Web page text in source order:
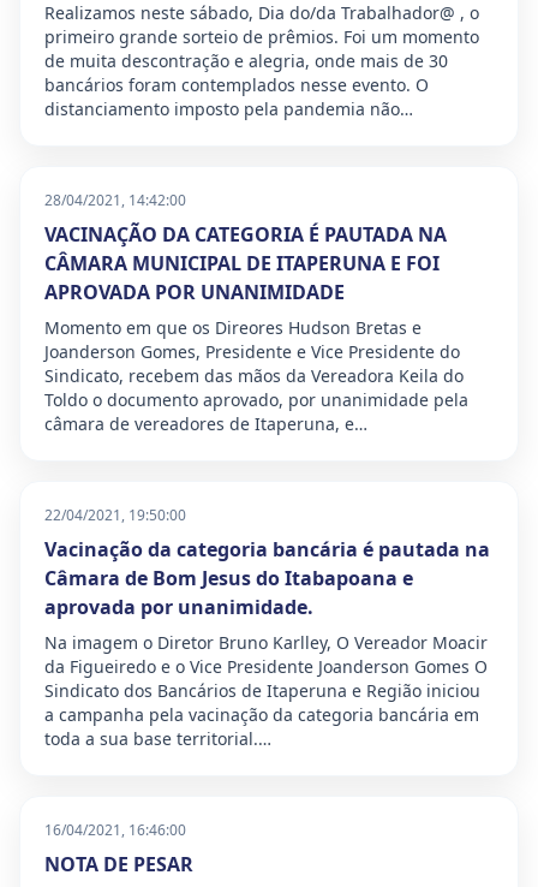
Realizamos neste sábado, Dia do/da Trabalhador@ , o
primeiro grande sorteio de prêmios. Foi um momento
de muita descontração e alegria, onde mais de 30
bancários foram contemplados nesse evento. O
distanciamento imposto pela pandemia não…
28/04/2021, 14:42:00
VACINAÇÃO DA CATEGORIA É PAUTADA NA
CÂMARA MUNICIPAL DE ITAPERUNA E FOI
APROVADA POR UNANIMIDADE
Momento em que os Direores Hudson Bretas e
Joanderson Gomes, Presidente e Vice Presidente do
Sindicato, recebem das mãos da Vereadora Keila do
Toldo o documento aprovado, por unanimidade pela
câmara de vereadores de Itaperuna, e…
22/04/2021, 19:50:00
Vacinação da categoria bancária é pautada na
Câmara de Bom Jesus do Itabapoana e
aprovada por unanimidade.
Na imagem o Diretor Bruno Karlley, O Vereador Moacir
da Figueiredo e o Vice Presidente Joanderson Gomes O
Sindicato dos Bancários de Itaperuna e Região iniciou
a campanha pela vacinação da categoria bancária em
toda a sua base territorial.…
16/04/2021, 16:46:00
NOTA DE PESAR